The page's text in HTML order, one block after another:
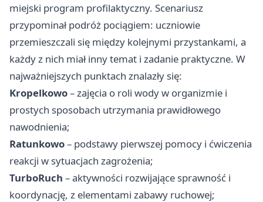
miejski program profilaktyczny. Scenariusz
przypominał podróż pociągiem: uczniowie
przemieszczali się między kolejnymi przystankami, a
każdy z nich miał inny temat i zadanie praktyczne. W
najważniejszych punktach znalazły się:
Kropelkowo– zajęcia o roli wody w organizmie i
prostych sposobach utrzymania prawidłowego
nawodnienia;
Ratunkowo– podstawy pierwszej pomocy i ćwiczenia
reakcji w sytuacjach zagrożenia;
TurboRuch – aktywności rozwijające sprawność i
koordynację, z elementami zabawy ruchowej;